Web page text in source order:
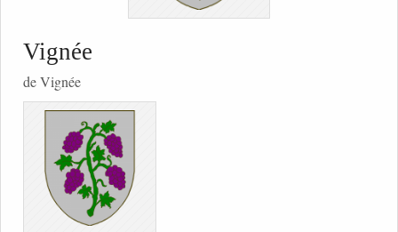
Vignée
de Vignée